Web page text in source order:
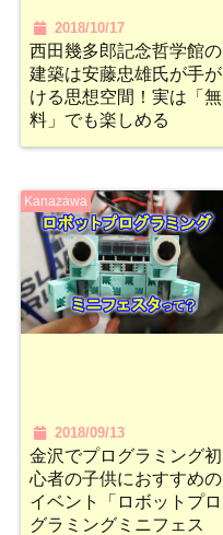
2018/10/17
西田幾多郎記念哲学館の
建築は安藤忠雄氏が手が
ける思想空間！実は「無
料」でも楽しめる
Kanazawa
2018/09/13
金沢でプログラミング初
心者の子供におすすめの
イベント「ロボットプロ
グラミングミニフェス